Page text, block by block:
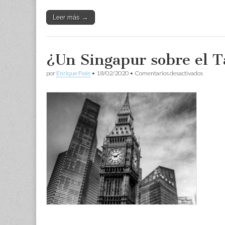
Leer más →
¿Un Singapur sobre el
por Enrique Feás • 18/02/2020 • Comentarios desactivadosen